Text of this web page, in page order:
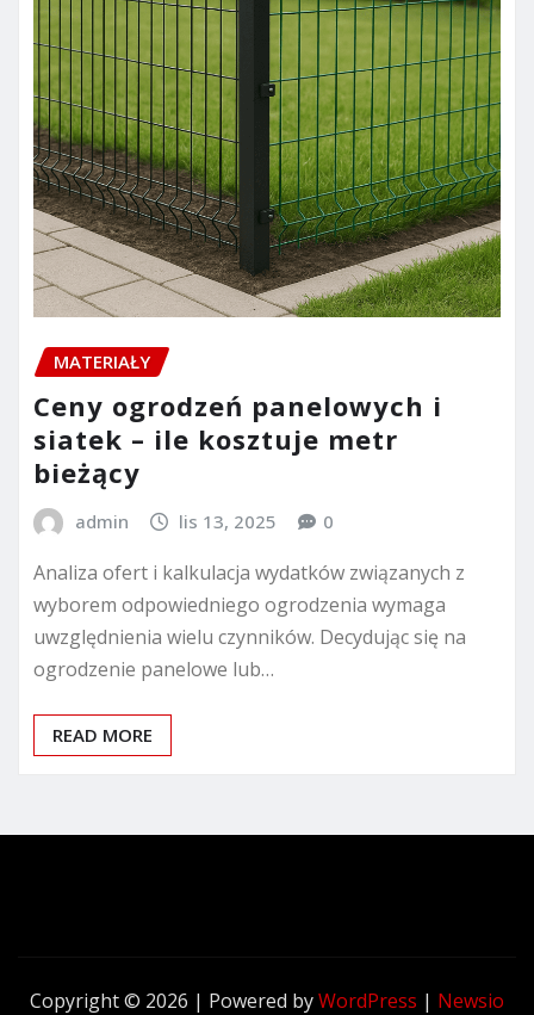
MATERIAŁY
Ceny ogrodzeń panelowych i
siatek – ile kosztuje metr
bieżący
admin lis 13, 2025 0
Analiza ofert i kalkulacja wydatków związanych z
wyborem odpowiedniego ogrodzenia wymaga
uwzględnienia wielu czynników. Decydując się na
ogrodzenie panelowe lub…
READ MORE
Copyright © 2026 | Powered byWordPress | Newsio